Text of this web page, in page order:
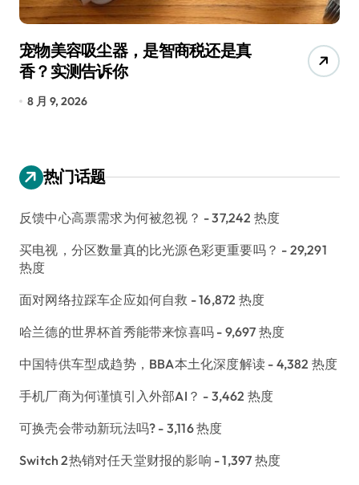
宠物美容吸尘器，是智商税还是真
香？实测告诉你
8 月 9, 2026
热门话题
反馈中心高票需求为何被忽视？ - 37,242 热度
买电视，分区数量真的比光源色彩更重要吗？ - 29,291
热度
面对网络拉踩车企应如何自救 - 16,872 热度
哈兰德的世界杯首秀能带来惊喜吗 - 9,697 热度
中国特供车型成趋势，BBA本土化深度解读 - 4,382 热度
手机厂商为何谨慎引入外部AI？ - 3,462 热度
可换壳会带动新玩法吗? - 3,116 热度
Switch 2热销对任天堂财报的影响 - 1,397 热度